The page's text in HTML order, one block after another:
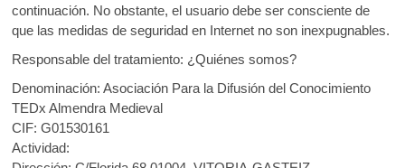
continuación. No obstante, el usuario debe ser consciente de
que las medidas de seguridad en Internet no son inexpugnables.
Responsable del tratamiento: ¿Quiénes somos?
Denominación: Asociación Para la Difusión del Conocimiento
TEDx Almendra Medieval
CIF: G01530161
Actividad: